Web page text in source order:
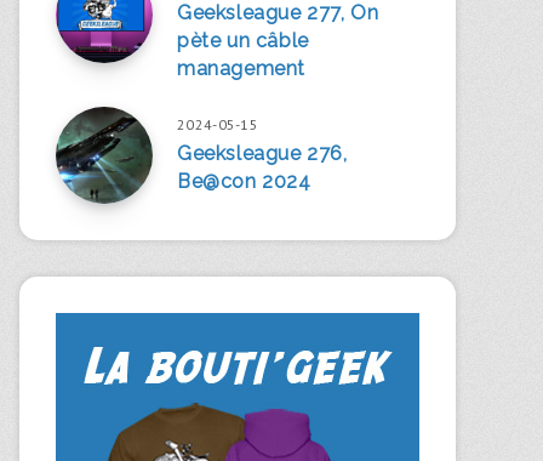
Geeksleague 277, On
pète un câble
management
2024-05-15
Geeksleague 276,
Be@con 2024